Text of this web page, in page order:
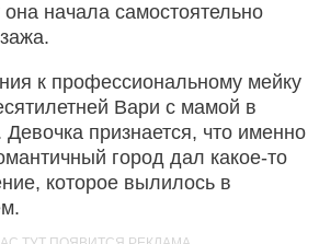
начала самостоятельно
к профессиональному мейку
Вари с мамой в
Девочка признается, что именно
город дал какое-то
которое вылилось в